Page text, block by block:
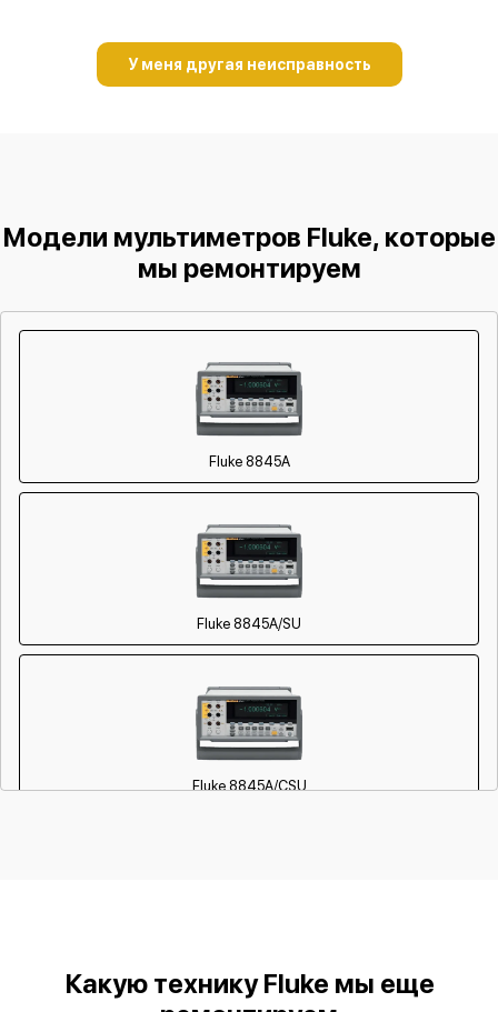
У меня другая неисправность
Модели мультиметров Fluke, которые
мы ремонтируем
Fluke 8845A
Fluke 8845A/SU
Fluke 8845A/CSU
Какую технику Fluke мы еще